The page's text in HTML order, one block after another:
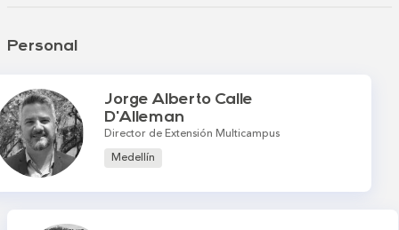
Personal
Jorge Alberto Calle
D'Alleman
Director de Extensión Multicampus
Medellín